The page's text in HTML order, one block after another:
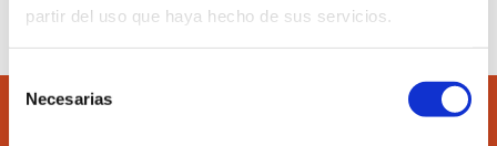
partir del uso que haya hecho de sus servicios.
Selección
Necesarias